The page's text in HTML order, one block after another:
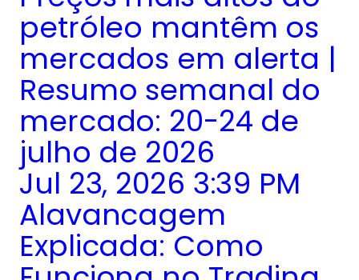
petróleo mantêm os
mercados em alerta |
Resumo semanal do
mercado: 20-24 de
julho de 2026
Jul 23, 2026 3:39 PM
Alavancagem
Explicada: Como